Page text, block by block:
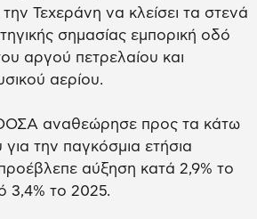
Τεχεράνη να κλείσει τα στενά
σημασίας εμπορική οδό
αργού πετρελαίου και
αερίου.
αναθεώρησε προς τα κάτω
την παγκόσμια ετήσια
αύξηση κατά 2,9% το
3,4% το 2025.